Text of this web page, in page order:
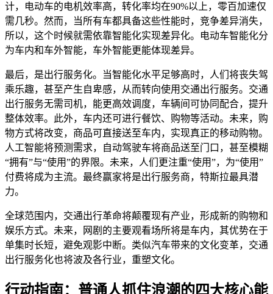
计，电动车的电机效率高，转化率均在90%以上，零百加速仅
需几秒。然而，当所有车都具备这些性能时，竞争差异消失，
所以，这个时候就需依靠智能化实现差异化。电动车智能化分
为车内和车外智能，车外智能更能体现差异。
最后，是出行服务化。当智能化水平足够高时，人们将丧失驾
乘乐趣，甚至产生自卑感，从而转向使用交通出行服务。交通
出行服务无需司机，能更高效调度，车辆间可协同配合，提升
整体效率。此外，车内还可进行餐饮、购物等活动。未来，购
物方式将改变，商品可直接送至车内，实现真正的移动购物。
人工智能将预测需求，自动驾驶车将商品送至门口，甚至模糊
“拥有”与“使用”的界限。未来，人们更注重“使用”，为“使用”
付费将成为主流。最终赢家将是出行服务商，特斯拉最具潜
力。
全球范围内，交通出行革命将颠覆现有产业，形成新的购物和
娱乐方式。未来，网剧的主要观看场所将是车内，其优势在于
单集时长短，避免观影中断。类似汽车带来的文化变革，交通
出行服务化也将波及各行业，重塑文化。
行动指南：普通人抓住浪潮的四大核心能